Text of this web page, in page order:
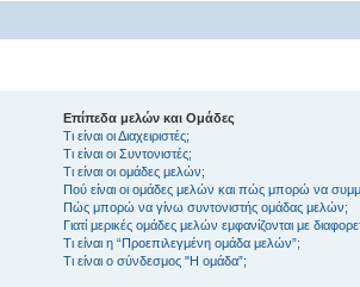
Επίπεδα μελών και Ομάδες
Τι είναι οι Διαχειριστές;
Τι είναι οι Συντονιστές;
Τι είναι οι ομάδες μελών;
Πού είναι οι ομάδες μελών και πώς μπορώ να
Πώς μπορώ να γίνω συντονιστής ομάδας μελών;
Γιατί μερικές ομάδες μελών εμφανίζονται με
Τι είναι η “Προεπιλεγμένη ομάδα μελών”;
Τι είναι ο σύνδεσμος "Η ομάδα”;